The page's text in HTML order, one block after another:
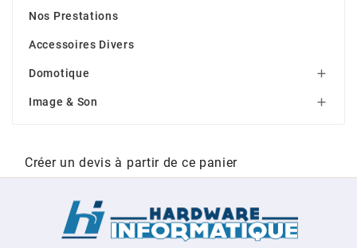
Nos Prestations
Accessoires Divers
Domotique 
Image & Son 
Créer un devis à partir de ce panier